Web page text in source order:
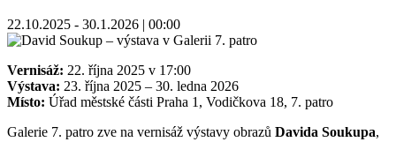
22.10.2025 - 30.1.2026 | 00:00
Vernisáž: 22. října 2025 v 17:00
Výstava: 23. října 2025 – 30. ledna 2026
Místo: Úřad městské části Praha 1, Vodičkova 18, 7. patro
Galerie 7. patro zve na vernisáž výstavy obrazů Davida Soukupa,